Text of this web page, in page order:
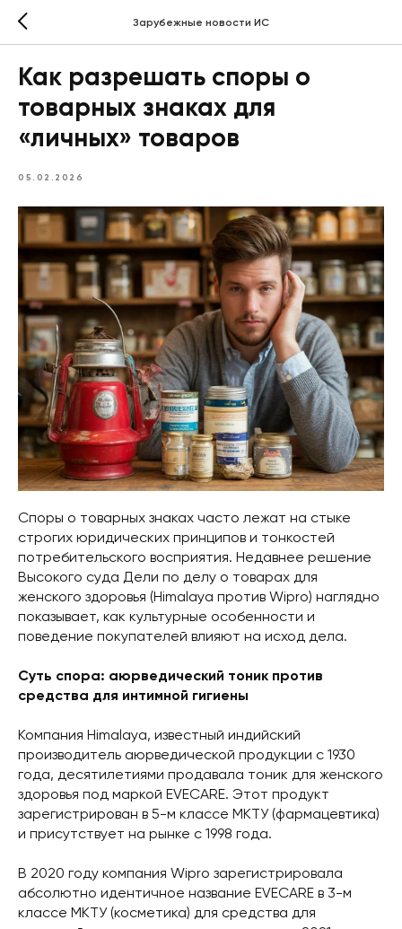
Зарубежные новости ИС
Как разрешать споры о
товарных знаках для
«личных» товаров
05.02.2026
Споры о товарных знаках часто лежат на стыке
строгих юридических принципов и тонкостей
потребительского восприятия. Недавнее решение
Высокого суда Дели по делу о товарах для
женского здоровья (Himalaya против Wipro) наглядно
показывает, как культурные особенности и
поведение покупателей влияют на исход дела.
Суть спора: аюрведический тоник против
средства для интимной гигиены
Компания Himalaya, известный индийский
производитель аюрведической продукции с 1930
года, десятилетиями продавала тоник для женского
здоровья под маркой EVECARE. Этот продукт
зарегистрирован в 5-м классе МКТУ (фармацевтика)
и присутствует на рынке с 1998 года.
В 2020 году компания Wipro зарегистрировала
абсолютно идентичное название EVECARE в 3-м
классе МКТУ (косметика) для средства для